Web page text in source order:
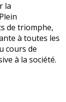
la
de triomphe,
à toutes les
cours de
à la société.